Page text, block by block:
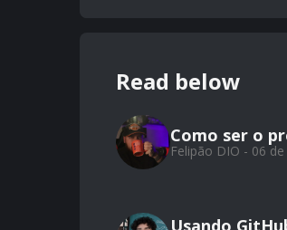
Read below
Como ser o
Felipão DIO - 06